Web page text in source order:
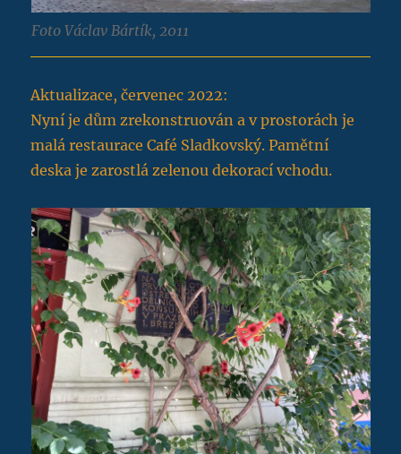
Foto Václav Bártík, 2011
Aktualizace, červenec 2022:
Nyní je dům zrekonstruován a v prostorách je
malá restaurace Café Sladkovský. Pamětní
deska je zarostlá zelenou dekorací vchodu.